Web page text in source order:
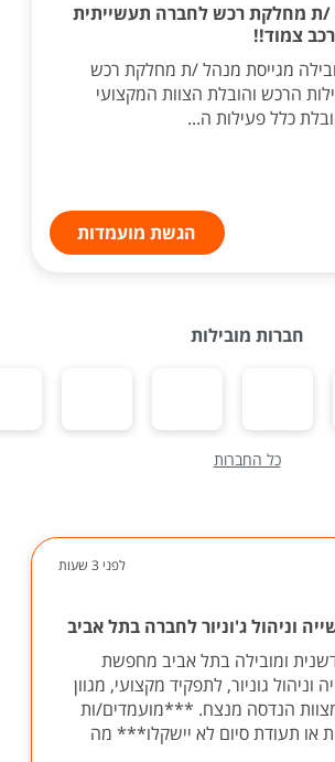
ת מחלקת רכש לחברה תעשייתית
צמוד!!
מגייסת מנהל /ת מחלקת רכש
הרכש והובלת הצוות המקצועי
כלל פעילות ה...
הגשת מועמדות
חברות מובילות
כל החברות
לפני 3 שעות
וניהול ג'וניור לחברה בתל אביב
ומובילה בתל אביב מחפשת
גוניור, לתפקיד מקצועי, מגוון
הנדסה מנצח. ***מועמדים/ות
או תעודת סיום לא יישקלו*** מה